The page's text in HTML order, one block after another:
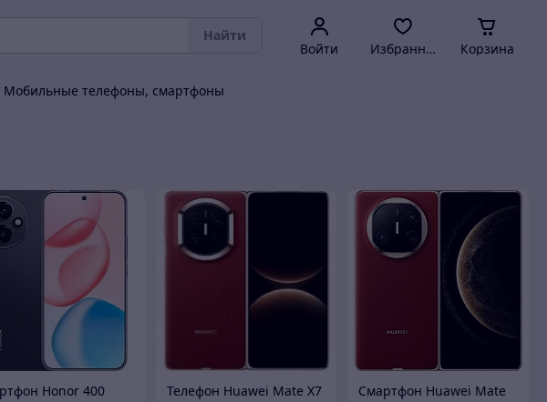
Найти
Войти Избранное Корзина
Мобильные телефоны, смартфоны
Honor 400
Телефон Huawei Mate X7
Смартфон Huawei Mate